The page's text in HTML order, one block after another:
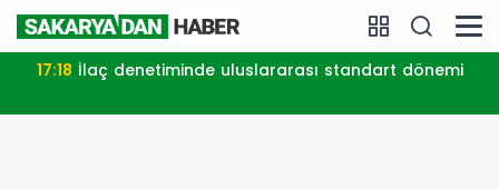
17:18 İlaç denetiminde uluslararası standart dönemi